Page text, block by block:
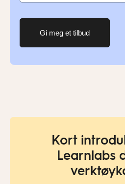
Gi meg et tilbud
Kort
Learnlabs